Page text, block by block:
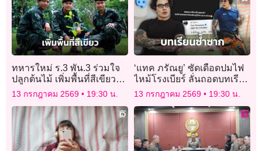
ทหารใหม่ ร.3 พัน.3 ร่วมใจ
ปลูกต้นไม้ เพิ่มพื้นที่สีเขียว
สร้างร่มเงาส่งต่อสู่รุ่นน้อง
13 กรกฎาคม 2569 19:30 น.
‘แทค ภรัณยู’ ซัดเดือดปมไฟ
ไหม้โรงเบียร์ ลั่นถอดบทเรียน
แล้วช่วยถอดกลอนประตูให้
พวกเราด้วย!
13 กรกฎาคม 2569 19:30 น.